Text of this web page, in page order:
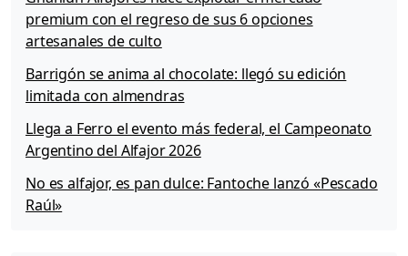
premium con el regreso de sus 6 opciones
artesanales de culto
Barrigón se anima al chocolate: llegó su edición
limitada con almendras
Llega a Ferro el evento más federal, el Campeonato
Argentino del Alfajor 2026
No es alfajor, es pan dulce: Fantoche lanzó «Pescado
Raúl»